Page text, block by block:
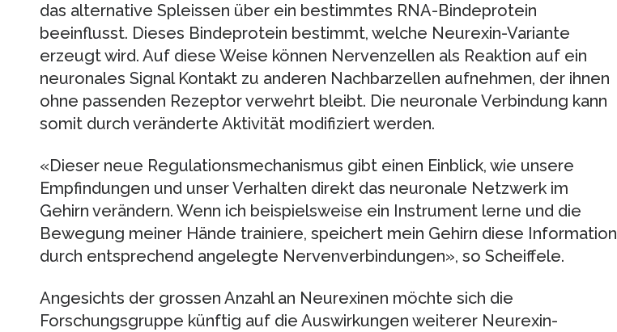
das alternative Spleissen über ein bestimmtes RNA-Bindeprotein
beeinflusst. Dieses Bindeprotein bestimmt, welche Neurexin-Variante
erzeugt wird. Auf diese Weise können Nervenzellen als Reaktion auf ein
neuronales Signal Kontakt zu anderen Nachbarzellen aufnehmen, der ihnen
ohne passenden Rezeptor verwehrt bleibt. Die neuronale Verbindung kann
somit durch veränderte Aktivität modifiziert werden.
«Dieser neue Regulationsmechanismus gibt einen Einblick, wie unsere
Empfindungen und unser Verhalten direkt das neuronale Netzwerk im
Gehirn verändern. Wenn ich beispielsweise ein Instrument lerne und die
Bewegung meiner Hände trainiere, speichert mein Gehirn diese Information
durch entsprechend angelegte Nervenverbindungen», so Scheiffele.
Angesichts der grossen Anzahl an Neurexinen möchte sich die
Forschungsgruppe künftig auf die Auswirkungen weiterer Neurexin-